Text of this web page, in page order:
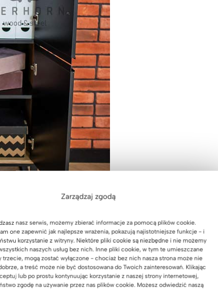
Zarządzaj zgodą
nasz serwis, możemy zbierać informacje za pomocą plików cookie.
one zapewnić jak najlepsze wrażenia, pokazują najistotniejsze funkcje - i
korzystanie z witryny. Niektóre pliki cookie są niezbędne i nie możemy
naszych usług bez nich. Inne pliki cookie, w tym te umieszczane
trzecie, mogą zostać wyłączone - chociaż bez nich nasza strona może nie
a treść może nie być dostosowana do Twoich zainteresowań. Klikając
lub po prostu kontynuując korzystanie z naszej strony internetowej,
zgodę na używanie przez nas plików cookie. Możesz odwiedzić naszą